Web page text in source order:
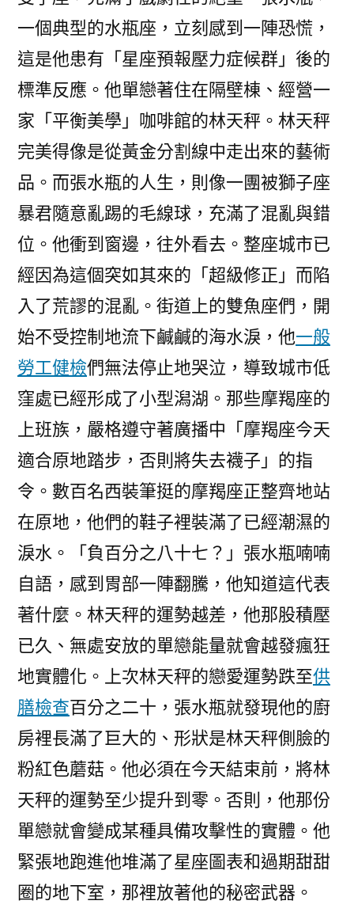
一個典型的水瓶座，立刻感到一陣恐慌，
這是他患有「星座預報壓力症候群」後的
標準反應。他單戀著住在隔壁棟、經營一
家「平衡美學」咖啡館的林天秤。林天秤
完美得像是從黃金分割線中走出來的藝術
品。而張水瓶的人生，則像一團被獅子座
暴君隨意亂踢的毛線球，充滿了混亂與錯
位。他衝到窗邊，往外看去。整座城市已
經因為這個突如其來的「超級修正」而陷
入了荒謬的混亂。街道上的雙魚座們，開
始不受控制地流下鹹鹹的海水淚，他一般
勞工健檢們無法停止地哭泣，導致城市低
窪處已經形成了小型潟湖。那些摩羯座的
上班族，嚴格遵守著廣播中「摩羯座今天
適合原地踏步，否則將失去襪子」的指
令。數百名西裝筆挺的摩羯座正整齊地站
在原地，他們的鞋子裡裝滿了已經潮濕的
淚水。「負百分之八十七？」張水瓶喃喃
自語，感到胃部一陣翻騰，他知道這代表
著什麼。林天秤的運勢越差，他那股積壓
已久、無處安放的單戀能量就會越發瘋狂
地實體化。上次林天秤的戀愛運勢跌至供
膳檢查百分之二十，張水瓶就發現他的廚
房裡長滿了巨大的、形狀是林天秤側臉的
粉紅色蘑菇。他必須在今天結束前，將林
天秤的運勢至少提升到零。否則，他那份
單戀就會變成某種具備攻擊性的實體。他
緊張地跑進他堆滿了星座圖表和過期甜甜
圈的地下室，那裡放著他的秘密武器。